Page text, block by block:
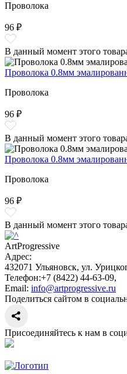
Проволока
96 ₽
В данный момент этого
Проволока 0.8мм
Проволока
96 ₽
В данный момент этого
Проволока 0.8мм
Проволока
96 ₽
В данный момент этого
ArtProgressive
Адрес:
432071 Ульяновск, ул.
Телефон:+7 (8422) 44-63-09,
Email: info@artprogressive.ru
Поделиться сайтом в
Присоединяйтесь к нам в